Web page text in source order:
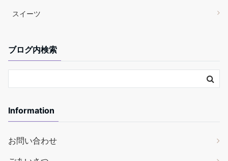
スイーツ
ブログ内検索
Information
お問い合わせ